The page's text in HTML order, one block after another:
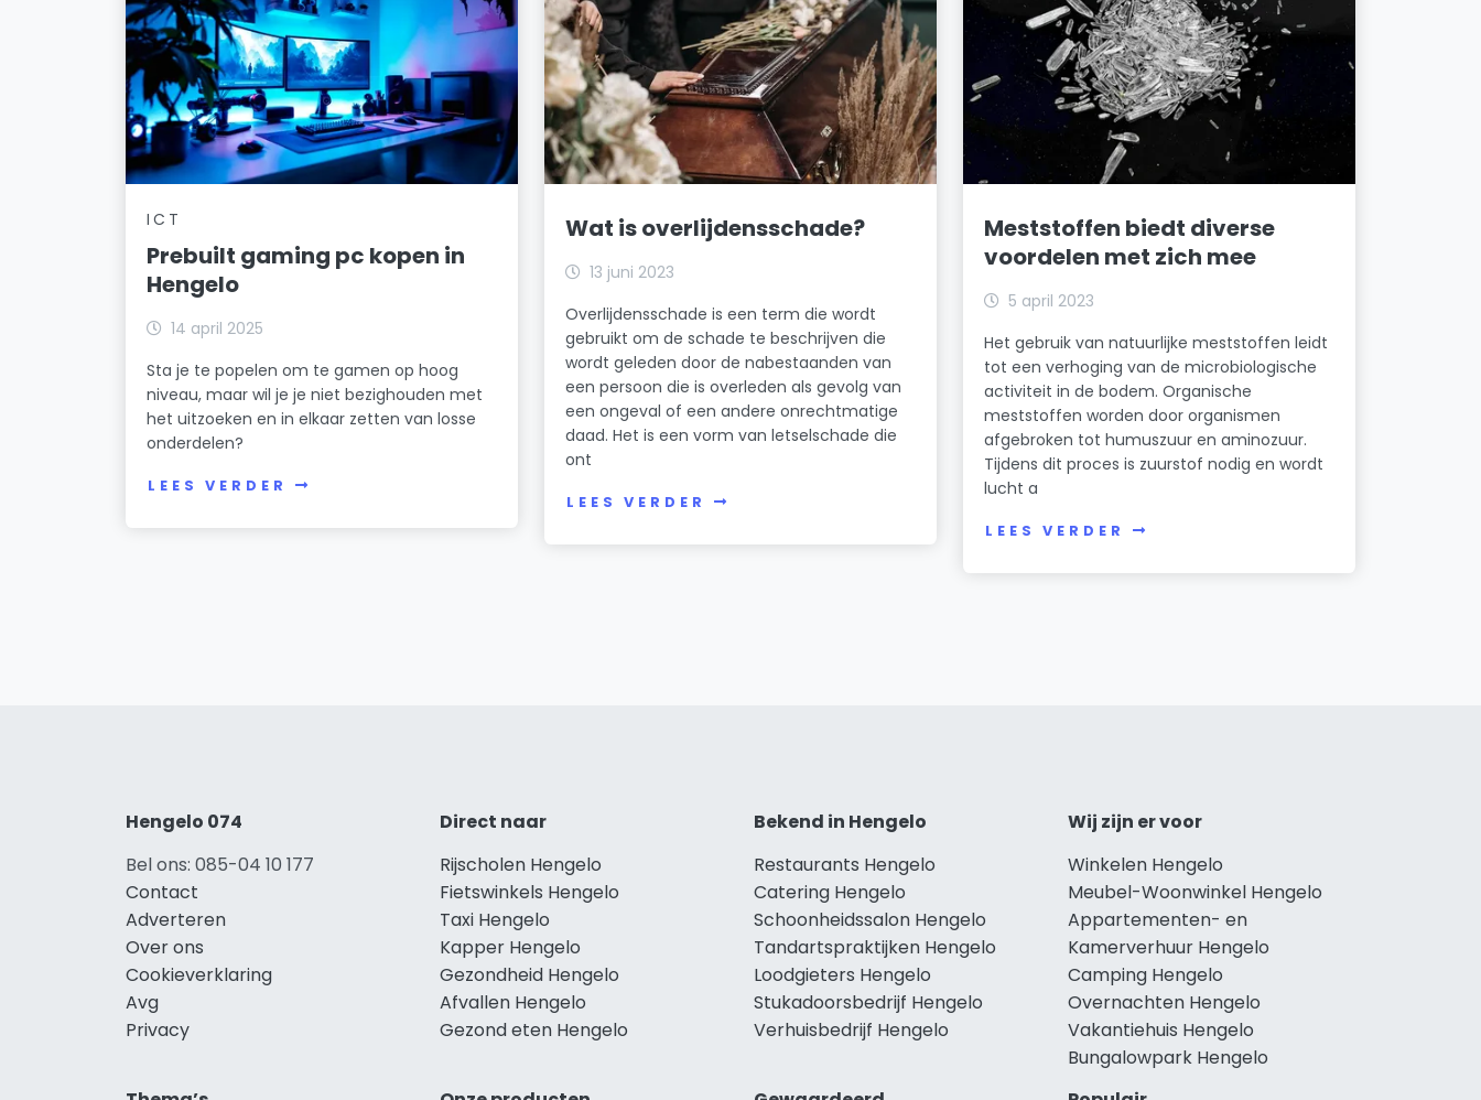
ICT
Prebuilt gaming pc kopen in
Hengelo
14 april 2025
Sta je te popelen om te gamen op hoog
niveau, maar wil je je niet bezighouden met
het uitzoeken en in elkaar zetten van losse
onderdelen?
LEES VERDER
Wat is overlijdensschade?
13 juni 2023
Overlijdensschade is een term die wordt
gebruikt om de schade te beschrijven die
wordt geleden door de nabestaanden van
een persoon die is overleden als gevolg van
een ongeval of een andere onrechtmatige
daad. Het is een vorm van letselschade die
ont
LEES VERDER
Meststoffen biedt diverse
voordelen met zich mee
5 april 2023
Het gebruik van natuurlijke meststoffen leidt
tot een verhoging van de microbiologische
activiteit in de bodem. Organische
meststoffen worden door organismen
afgebroken tot humuszuur en aminozuur.
Tijdens dit proces is zuurstof nodig en wordt
lucht a
LEES VERDER
Hengelo 074
Bel ons: 085-04 10 177
Contact
Adverteren
Over ons
Cookieverklaring
Avg
Privacy
Direct naar
Rijscholen Hengelo
Fietswinkels Hengelo
Taxi Hengelo
Kapper Hengelo
Gezondheid Hengelo
Afvallen Hengelo
Gezond eten Hengelo
Bekend in Hengelo
Restaurants Hengelo
Catering Hengelo
Schoonheidssalon Hengelo
Tandartspraktijken Hengelo
Loodgieters Hengelo
Stukadoorsbedrijf Hengelo
Verhuisbedrijf Hengelo
Wij zijn er voor
Winkelen Hengelo
Meubel-Woonwinkel Hengelo
Appartementen- en
Kamerverhuur Hengelo
Camping Hengelo
Overnachten Hengelo
Vakantiehuis Hengelo
Bungalowpark Hengelo